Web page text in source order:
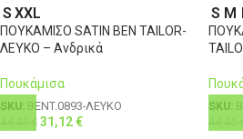
S XXL
ΠΟΥΚΑΜΙΣΟ SATIN BEN TAILOR-
ΛΕΥΚΟ – Ανδρικά
Πουκάμισα
SKU: BENT.0893-ΛΕΥΚΟ
€ 31,12€
S M
SKU: